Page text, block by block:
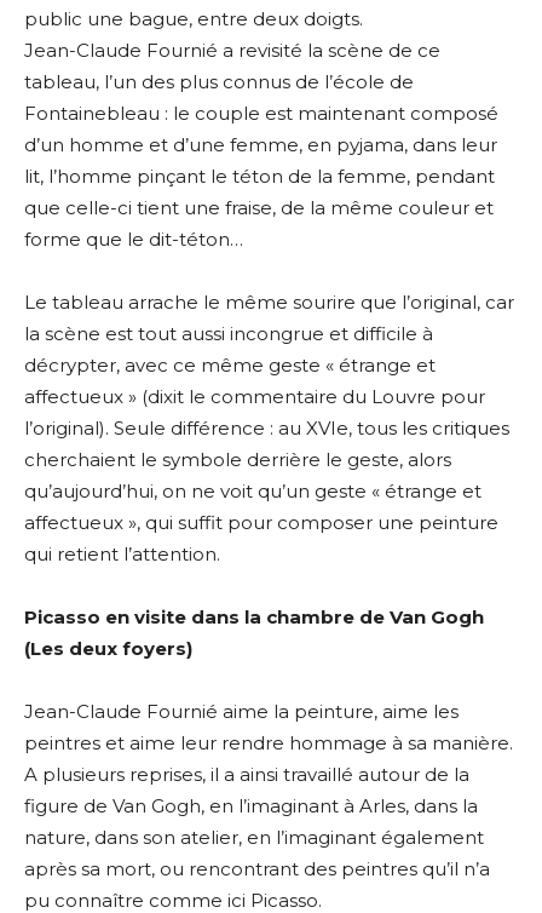
Nom
Prénom
Statut / Organisation
Adresse email*
Nom
Prénom
J'accepte lestermes et conditions
* Champ obligatoire
public une bague, entre deux doigts.
Jean-Claude Fournié a revisité la scène de ce
tableau, l’un des plus connus de l’école de
Fontainebleau : le couple est maintenant composé
d’un homme et d’une femme, en pyjama, dans leur
lit, l’homme pinçant le téton de la femme, pendant
que celle-ci tient une fraise, de la même couleur et
forme que le dit-téton…
Le tableau arrache le même sourire que l’original, car
la scène est tout aussi incongrue et difficile à
décrypter, avec ce même geste « étrange et
affectueux » (dixit le commentaire du Louvre pour
l’original). Seule différence : au XVIe, tous les critiques
cherchaient le symbole derrière le geste, alors
qu’aujourd’hui, on ne voit qu’un geste « étrange et
affectueux », qui suffit pour composer une peinture
qui retient l’attention.
Picasso en visite dans la chambre de Van Gogh
(Les deux foyers)
Jean-Claude Fournié aime la peinture, aime les
peintres et aime leur rendre hommage à sa manière.
A plusieurs reprises, il a ainsi travaillé autour de la
figure de Van Gogh, en l’imaginant à Arles, dans la
nature, dans son atelier, en l’imaginant également
après sa mort, ou rencontrant des peintres qu’il n’a
pu connaître comme ici Picasso.